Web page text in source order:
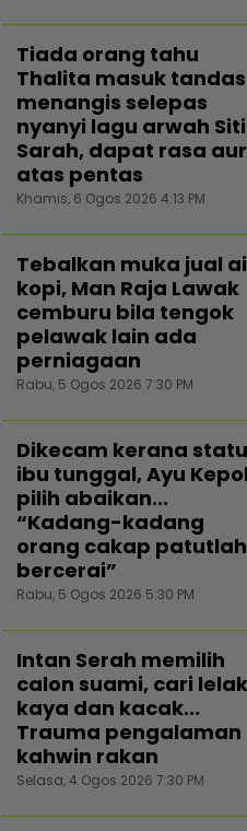
Tiada orang tahu
Thalita masuk tandas
menangis selepas
nyanyi lagu arwah Siti
Sarah, dapat rasa
atas pentas
Khamis, 6 Ogos 2026 4:13 PM
Tebalkan muka jual
kopi, Man Raja Lawak
cemburu bila tengok
pelawak lain ada
perniagaan
Rabu, 5 Ogos 2026 7:30 PM
Dikecam kerana
ibu tunggal, Ayu
pilih abaikan...
“Kadang-kadang
orang cakap patutlah
bercerai”
Rabu, 5 Ogos 2026 5:30 PM
Intan Serah memilih
calon suami, cari
kaya dan kacak...
Trauma pengalaman
kahwin rakan
Selasa, 4 Ogos 2026 7:30 PM